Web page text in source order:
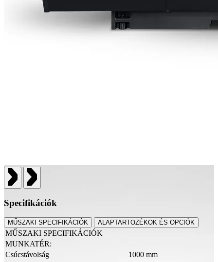
Specifikációk
MŰSZAKI SPECIFIKÁCIÓK ALAPTARTOZÉKOK ÉS OPCIÓK
MŰSZAKI SPECIFIKÁCIÓK
MUNKATÉR:
Csúcstávolság
1000 mm